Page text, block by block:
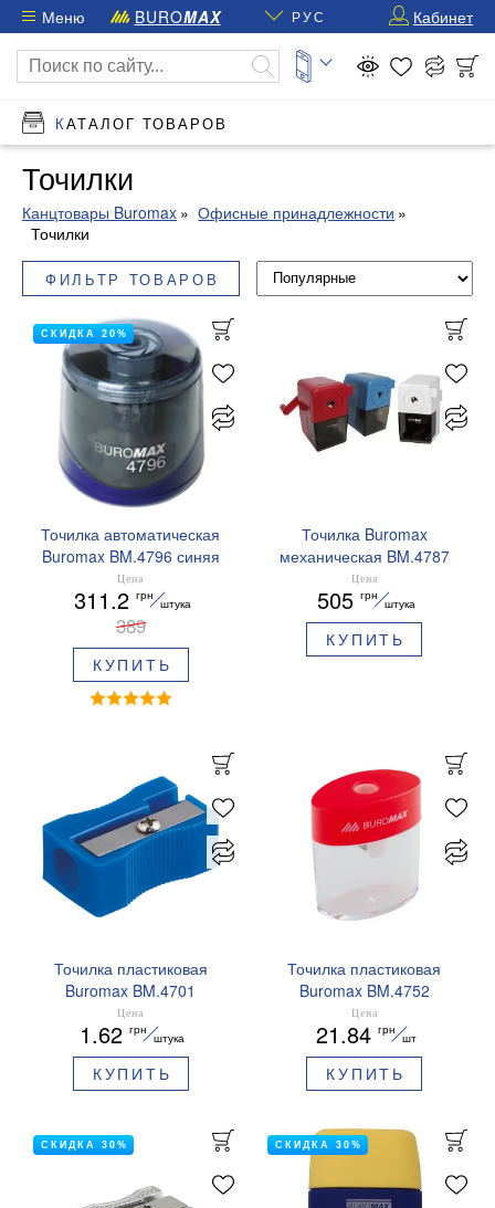
Меню BUROMAX РУС Кабинет
КАТАЛОГ ТОВАРОВ
Точилки
Канцтовары Buromax
Офисные принадлежности
Точилки
ФИЛЬТР ТОВАРОВ
Точилка автоматическая
Buromax BM.4796 синяя
Цена
311.2 грн
штука
389
КУПИТЬ
СКИДКА 20%
Точилка Buromax
механическая BM.4787
Цена
505 грн
штука
КУПИТЬ
Точилка пластиковая
Buromax BM.4701
Цена
1.62 грн
штука
КУПИТЬ
Точилка пластиковая
Buromax BM.4752
Цена
21.84 грн
шт
КУПИТЬ
СКИДКА 30% СКИДКА 30%